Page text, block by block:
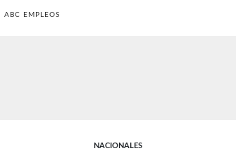
ABC EMPLEOS
NACIONALES